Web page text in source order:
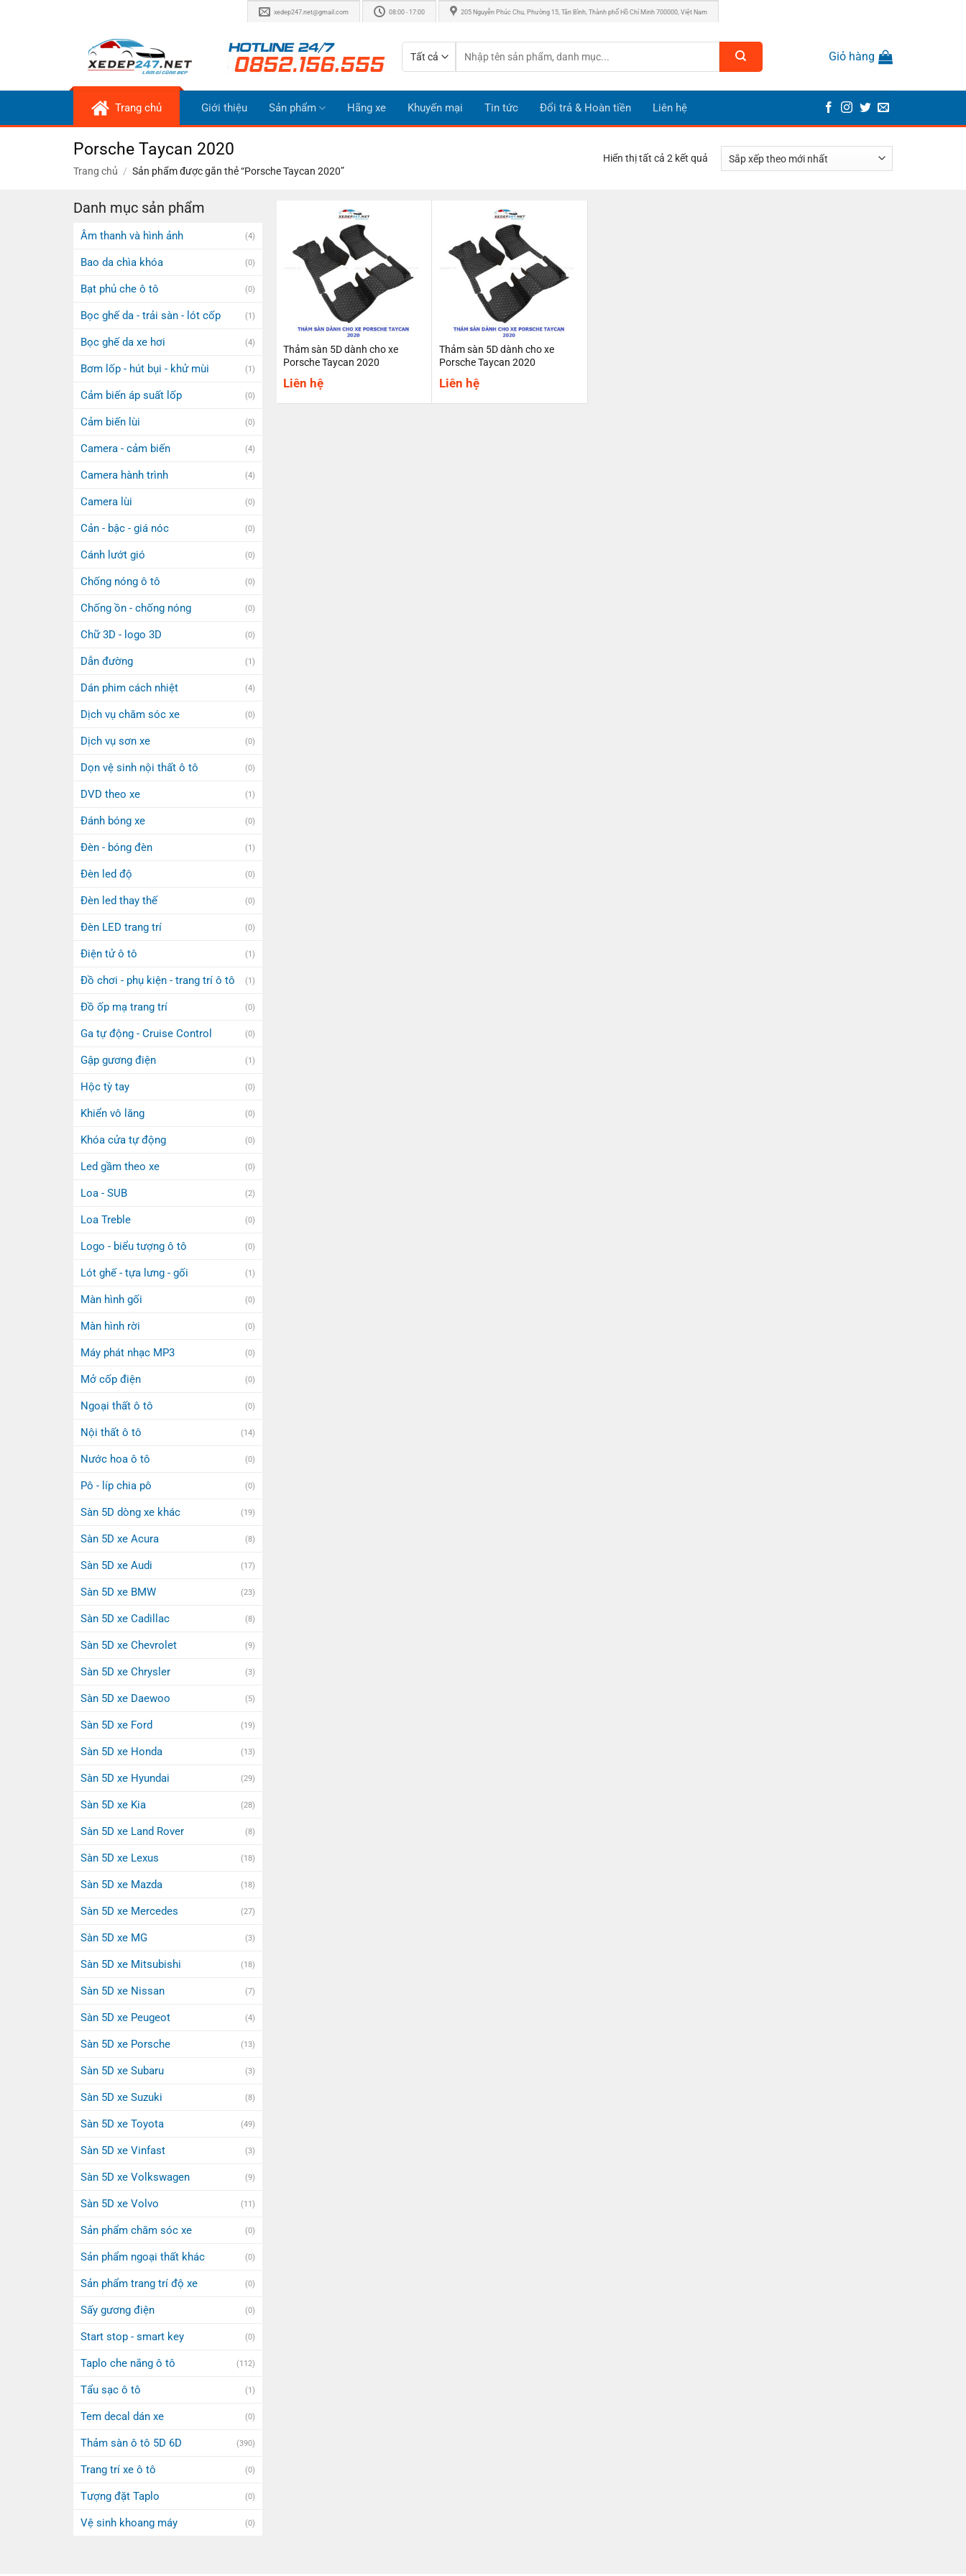
xedep247.net@gmail.com 08:00 - 17:00 205 Nguyễn Phúc Chu, Phường 15, Tân Bình, Thành phố Hồ Chí Minh 700000, Việt Nam
kiếm:
Giỏ hàng
Trang chủ Giới thiệu Sản phẩm Hãng xe Khuyến mại Tin tức Đổi trả & Hoàn tiền Liên hệ
Porsche Taycan 2020
Trang chủ / Sản phẩm được gắn thẻ “Porsche Taycan 2020”
Hiển thị tất cả 2 kết quảĐã
sắp
Danh mục sản phẩm
Âm thanh và hình ảnh (4)
Bao da chìa khóa (0)
Bạt phủ che ô tô (0)
Bọc ghế da - trải sàn - lót cốp (1)
Bọc ghế da xe hơi (4)
Bơm lốp - hút bụi - khử mùi (1)
Cảm biến áp suất lốp (0)
Cảm biến lùi (0)
Camera - cảm biến (4)
Camera hành trình (4)
Camera lùi (0)
Cản - bậc - giá nóc (0)
Cánh lướt gió (0)
Chống nóng ô tô (0)
Chống ồn - chống nóng (0)
Chữ 3D - logo 3D (0)
Dẫn đường (1)
Dán phim cách nhiệt (4)
Dịch vụ chăm sóc xe (0)
Dịch vụ sơn xe (0)
Dọn vệ sinh nội thất ô tô (0)
DVD theo xe (1)
Đánh bóng xe (0)
Đèn - bóng đèn (1)
Đèn led độ (0)
Đèn led thay thế (0)
Đèn LED trang trí (0)
Điện tử ô tô (1)
Đồ chơi - phụ kiện - trang trí ô tô (1)
Đồ ốp mạ trang trí (0)
Ga tự động - Cruise Control (0)
Gập gương điện (1)
Hộc tỳ tay (0)
Khiển vô lăng (0)
Khóa cửa tự động (0)
Led gầm theo xe (0)
Loa - SUB (2)
Loa Treble (0)
Logo - biểu tượng ô tô (0)
Lót ghế - tựa lưng - gối (1)
Màn hình gối (0)
Màn hình rời (0)
Máy phát nhạc MP3 (0)
Mở cốp điện (0)
Ngoại thất ô tô (0)
Nội thất ô tô (14)
Nước hoa ô tô (0)
Pô - líp chia pô (0)
Sàn 5D dòng xe khác (19)
Sàn 5D xe Acura (8)
Sàn 5D xe Audi (17)
Sàn 5D xe BMW (23)
Sàn 5D xe Cadillac (8)
Sàn 5D xe Chevrolet (9)
Sàn 5D xe Chrysler (3)
Sàn 5D xe Daewoo (5)
Sàn 5D xe Ford (19)
Sàn 5D xe Honda (13)
Sàn 5D xe Hyundai (29)
Sàn 5D xe Kia (28)
Sàn 5D xe Land Rover (8)
Sàn 5D xe Lexus (18)
Sàn 5D xe Mazda (18)
Sàn 5D xe Mercedes (27)
Sàn 5D xe MG (3)
Sàn 5D xe Mitsubishi (18)
Sàn 5D xe Nissan (7)
Sàn 5D xe Peugeot (4)
Sàn 5D xe Porsche (13)
Sàn 5D xe Subaru (3)
Sàn 5D xe Suzuki (8)
Sàn 5D xe Toyota (49)
Sàn 5D xe Vinfast (3)
Sàn 5D xe Volkswagen (9)
Sàn 5D xe Volvo (11)
Sản phẩm chăm sóc xe (0)
Sản phẩm ngoại thất khác (0)
Sản phẩm trang trí độ xe (0)
Sấy gương điện (0)
Start stop - smart key (0)
Taplo che nắng ô tô (112)
Tẩu sạc ô tô (1)
Tem decal dán xe (0)
Thảm sàn ô tô 5D 6D (390)
Trang trí xe ô tô (0)
Tượng đặt Taplo (0)
Vệ sinh khoang máy (0)
Thảm sàn 5D dành cho xe
Porsche Taycan 2020
Liên hệ
Thảm sàn 5D dành cho xe
Porsche Taycan 2020
Liên hệ